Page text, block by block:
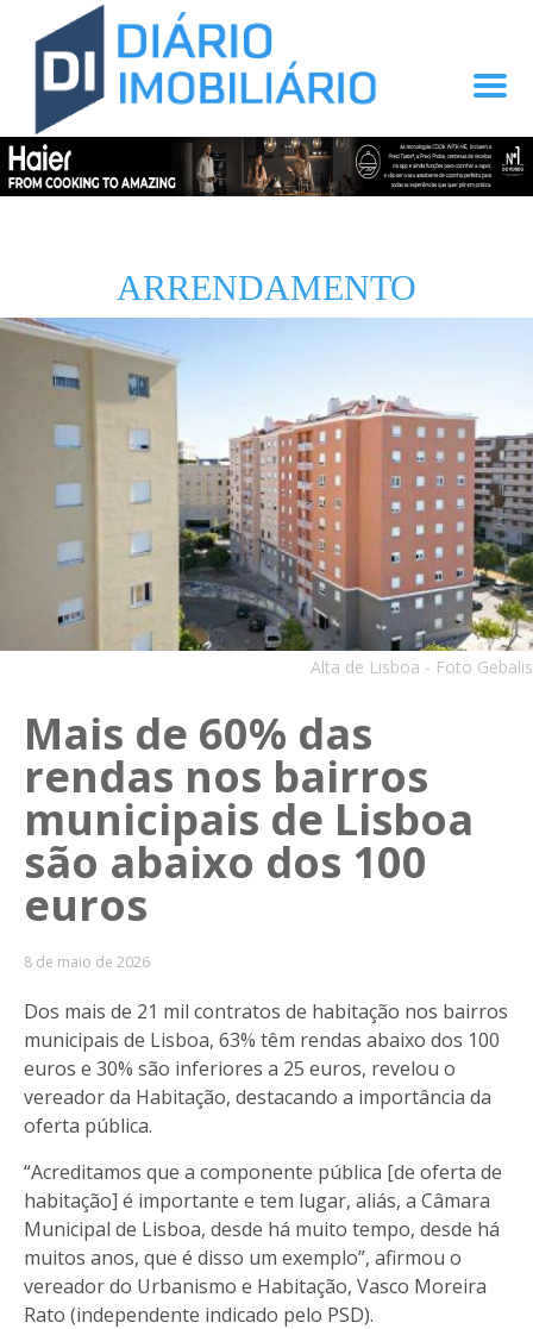
ARRENDAMENTO
Alta de Lisboa - Foto Gebalis
Mais de 60% das
rendas nos bairros
municipais de Lisboa
são abaixo dos 100
euros
8 de maio de 2026
Dos mais de 21 mil contratos de habitação nos bairros
municipais de Lisboa, 63% têm rendas abaixo dos 100
euros e 30% são inferiores a 25 euros, revelou o
vereador da Habitação, destacando a importância da
oferta pública.
“Acreditamos que a componente pública [de oferta de
habitação] é importante e tem lugar, aliás, a Câmara
Municipal de Lisboa, desde há muito tempo, desde há
muitos anos, que é disso um exemplo”, afirmou o
vereador do Urbanismo e Habitação, Vasco Moreira
Rato (independente indicado pelo PSD).